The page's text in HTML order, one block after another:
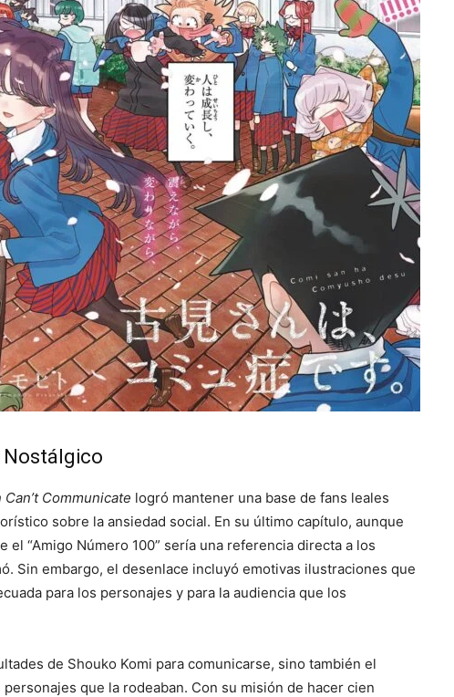
Nostálgico
Communicate logró mantener una base de fans leales
sobre la ansiedad social. En su último capítulo, aunque
el “Amigo Número 100” sería una referencia directa a los
Sin embargo, el desenlace incluyó emotivas ilustraciones que
para los personajes y para la audiencia que los
de Shouko Komi para comunicarse, sino también el
que la rodeaban. Con su misión de hacer cien